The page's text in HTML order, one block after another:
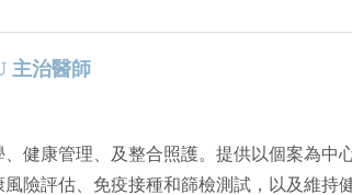
主治醫師
健康管理、及整合照護。提供以個案為中
險評估、免疫接種和篩檢測試，以及維持